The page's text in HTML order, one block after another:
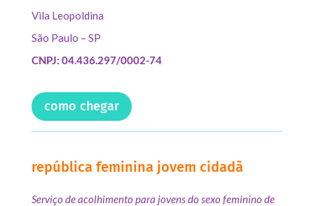
Vila Leopoldina
São Paulo – SP
CNPJ: 04.436.297/0002-74
como chegar
república feminina jovem cidadã
Serviço de acolhimento para jovens do sexo feminino de